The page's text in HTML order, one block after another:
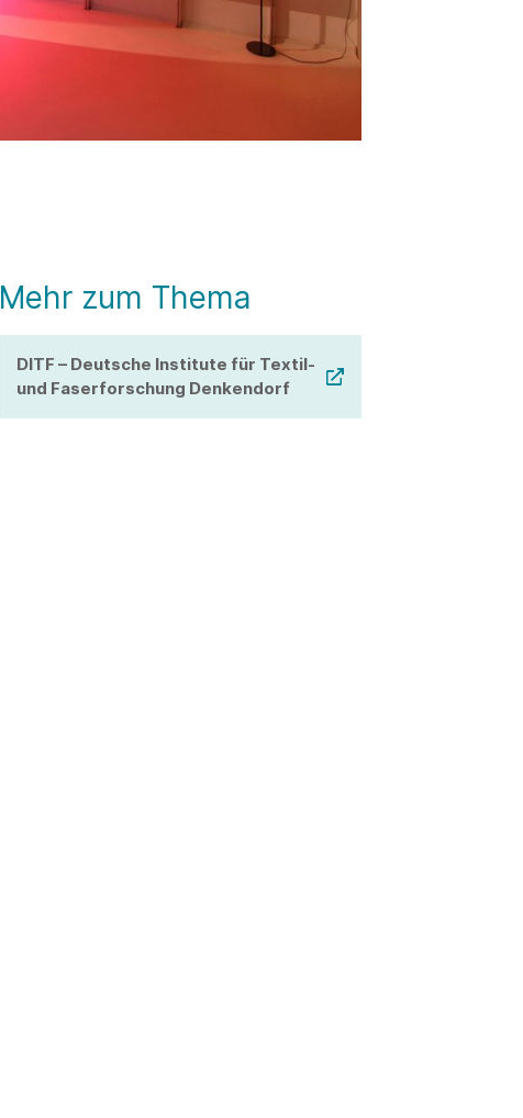
Mehr zum Thema
DITF – Deutsche Institute für Textil-
und Faserforschung Denkendorf